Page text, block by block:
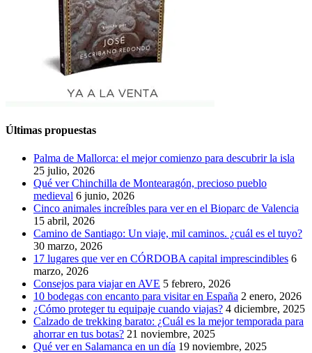
Últimas propuestas
Palma de Mallorca: el mejor comienzo para descubrir la isla
25 julio, 2026
Qué ver Chinchilla de Montearagón, precioso pueblo
medieval 6 junio, 2026
Cinco animales increíbles para ver en el Bioparc de Valencia
15 abril, 2026
Camino de Santiago: Un viaje, mil caminos. ¿cuál es el tuyo?
30 marzo, 2026
17 lugares que ver en CÓRDOBA capital imprescindibles 6
marzo, 2026
Consejos para viajar en AVE 5 febrero, 2026
10 bodegas con encanto para visitar en España 2 enero, 2026
¿Cómo proteger tu equipaje cuando viajas? 4 diciembre, 2025
Calzado de trekking barato: ¿Cuál es la mejor temporada para
ahorrar en tus botas? 21 noviembre, 2025
Qué ver en Salamanca en un día 19 noviembre, 2025